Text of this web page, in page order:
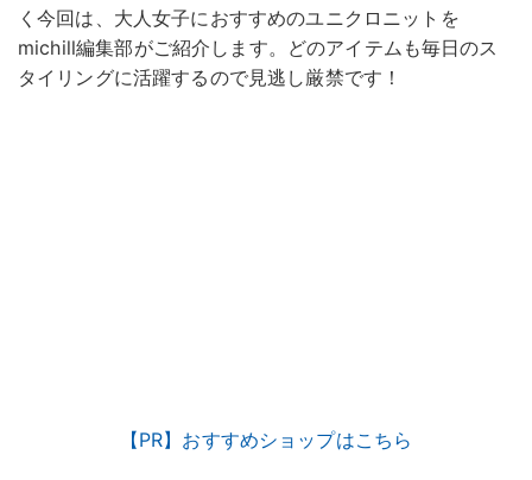
く今回は、大人女子におすすめのユニクロニットを
michill編集部がご紹介します。どのアイテムも毎日のス
タイリングに活躍するので見逃し厳禁です！
【PR】おすすめショップはこちら